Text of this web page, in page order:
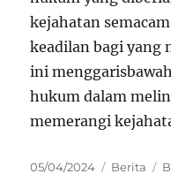
kejahatan
keadilan bagi yang
ini
hukum dalam
memerangi
Posted
05/04/2024 Berita